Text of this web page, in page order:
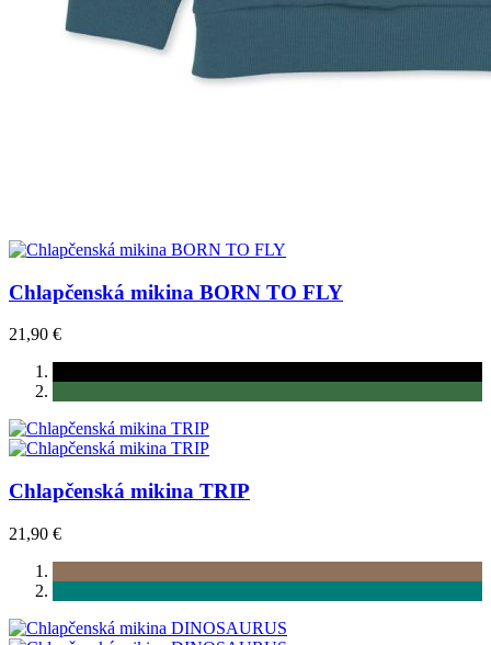
Chlapčenská mikina BORN TO FLY
21,90 €
Chlapčenská mikina TRIP
21,90 €